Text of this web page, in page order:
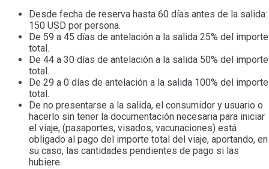
Desde fecha de reserva hasta 60 días antes de la salida:
150 USD por persona.
De 59 a 45 días de antelación a la salida 25% del importe
total.
De 44 a 30 días de antelación a la salida 50% del importe
total.
De 29 a 0 días de antelación a la salida 100% del importe
total.
De no presentarse a la salida, el consumidor y usuario o
hacerlo sin tener la documentación necesaria para iniciar
el viaje, (pasaportes, visados, vacunaciones) está
obligado al pago del importe total del viaje, aportando, en
su caso, las cantidades pendientes de pago si las
hubiere.